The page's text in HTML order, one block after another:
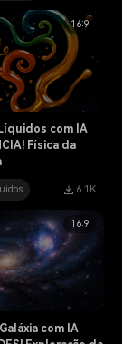
16:9
com IA
Física da
6.1K
16:9
com IA